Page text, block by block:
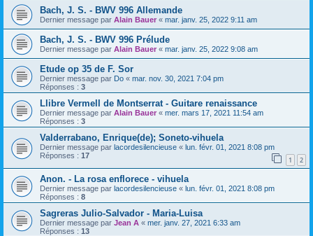
Bach, J. S. - BWV 996 Allemande
Dernier message par Alain Bauer « mar. janv. 25, 2022 9:11 am
Bach, J. S. - BWV 996 Prélude
Dernier message par Alain Bauer « mar. janv. 25, 2022 9:08 am
Etude op 35 de F. Sor
Dernier message par Do « mar. nov. 30, 2021 7:04 pm
Réponses : 3
Llibre Vermell de Montserrat - Guitare renaissance
Dernier message par Alain Bauer « mer. mars 17, 2021 11:54 am
Réponses : 3
Valderrabano, Enrique(de); Soneto-vihuela
Dernier message par lacordesilencieuse « lun. févr. 01, 2021 8:08 pm
Réponses : 17 1 2
Anon. - La rosa enflorece - vihuela
Dernier message par lacordesilencieuse « lun. févr. 01, 2021 8:08 pm
Réponses : 8
Sagreras Julio-Salvador - Maria-Luisa
Dernier message par Jean A « mer. janv. 27, 2021 6:33 am
Réponses : 13